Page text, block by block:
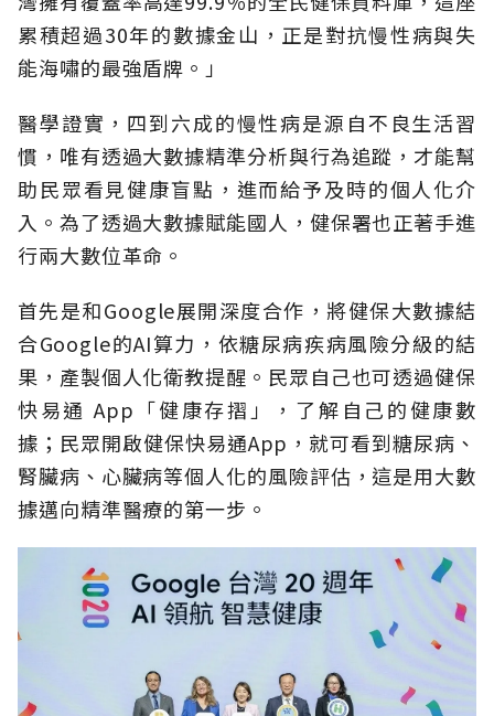
累積超過30年的數據金山，正是對抗慢性病與失
能海嘯的最強盾牌。」
醫學證實，四到六成的慢性病是源自不良生活習
慣，唯有透過大數據精準分析與行為追蹤，才能幫
助民眾看見健康盲點，進而給予及時的個人化介
入。為了透過大數據賦能國人，健保署也正著手進
行兩大數位革命。
首先是和Google展開深度合作，將健保大數據結
合Google的AI算力，依糖尿病疾病風險分級的結
果，產製個人化衛教提醒。民眾自己也可透過健保
快易通 App「健康存摺」，了解自己的健康數
據；民眾開啟健保快易通App，就可看到糖尿病、
腎臟病、心臟病等個人化的風險評估，這是用大數
據邁向精準醫療的第一步。